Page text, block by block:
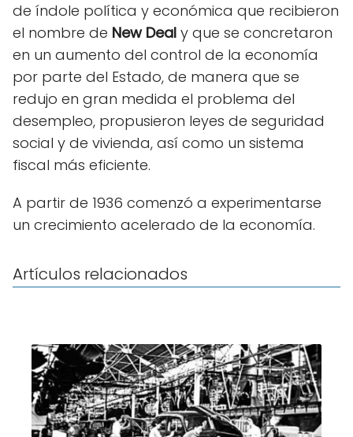
de índole política y económica que recibieron
el nombre de New Deal y que se concretaron
en un aumento del control de la economía
por parte del Estado, de manera que se
redujo en gran medida el problema del
desempleo, propusieron leyes de seguridad
social y de vivienda, así como un sistema
fiscal más eficiente.
A partir de 1936 comenzó a experimentarse
un crecimiento acelerado de la economía.
Artículos relacionados